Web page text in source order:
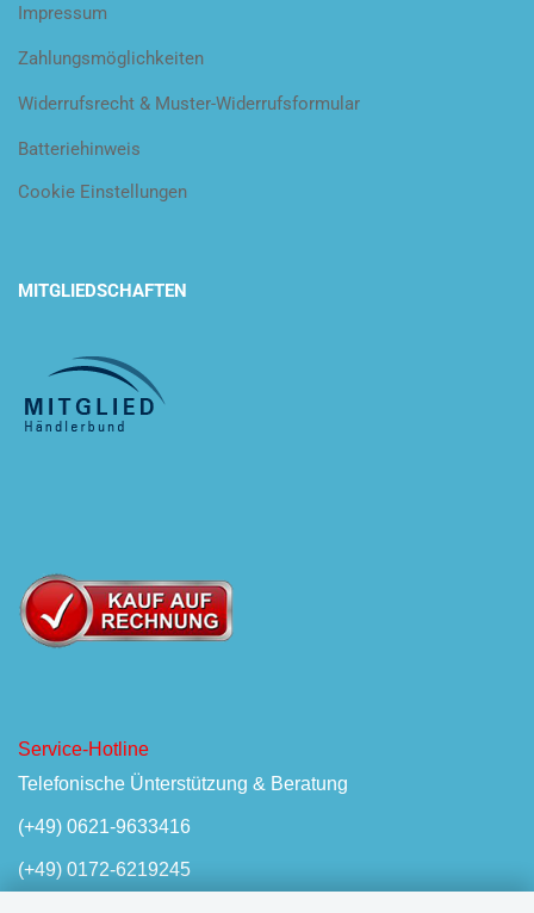
Impressum
Zahlungsmöglichkeiten
Widerrufsrecht & Muster-Widerrufsformular
Batteriehinweis
Cookie Einstellungen
MITGLIEDSCHAFTEN
Service-Hotline
Telefonische Ünterstützung & Beratung
(+49) 0621-9633416
(+49) 0172-6219245